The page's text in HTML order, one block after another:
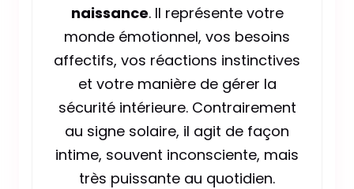
naissance. Il représente votre
monde émotionnel, vos besoins
affectifs, vos réactions instinctives
et votre manière de gérer la
sécurité intérieure. Contrairement
au signe solaire, il agit de façon
intime, souvent inconsciente, mais
très puissante au quotidien.